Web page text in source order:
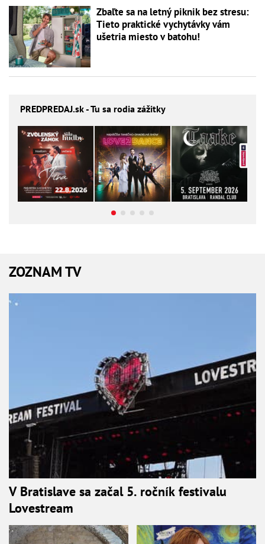
Zbaľte sa na letný piknik bez stresu:
Tieto praktické vychytávky vám
ušetria miesto v batohu!
PREDPREDAJ.sk - Tu sa rodia zážitky
ZOZNAM TV
V Bratislave sa začal 5. ročník festivalu
Lovestream